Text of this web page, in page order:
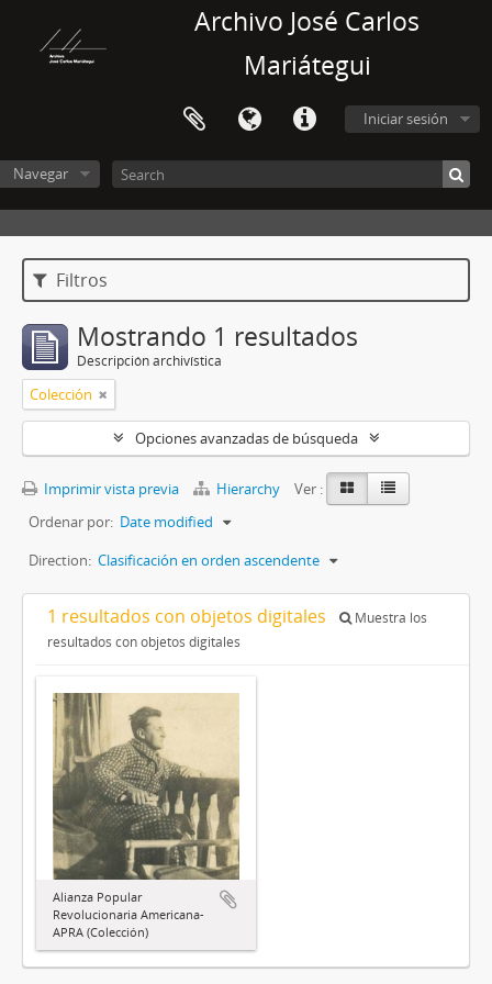
Archivo José Carlos
Mariátegui
Iniciar sesión
Navegar
Filtros
Mostrando 1 resultados
Descripción archivística
Colección
Opciones avanzadas de búsqueda
Imprimir vista previa Hierarchy
Ver :
Ordenar por: Date modified
Direction: Clasificación en orden ascendente
1 resultados con objetos digitales
Muestra los
resultados con objetos digitales
Alianza Popular
Revolucionaria Americana-
APRA (Colección)